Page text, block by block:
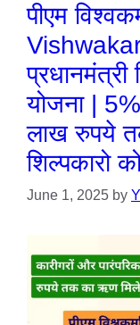
पीएम
प्रधानमंत्री
योजना |
लाख रुपये
शिल्पकारो
June 1, 2025 by